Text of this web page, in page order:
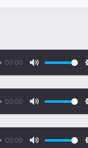
00:00
00:00
00:00